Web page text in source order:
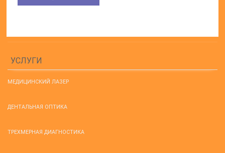
УСЛУГИ
МЕДИЦИНСКИЙ ЛАЗЕР
ДЕНТАЛЬНАЯ ОПТИКА
ТРЕХМЕРНАЯ ДИАГНОСТИКА